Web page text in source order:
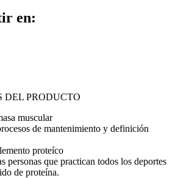
en:
DEL PRODUCTO
muscular
de mantenimiento y definición
proteíco
personas que practican todos los deportes
de proteína.